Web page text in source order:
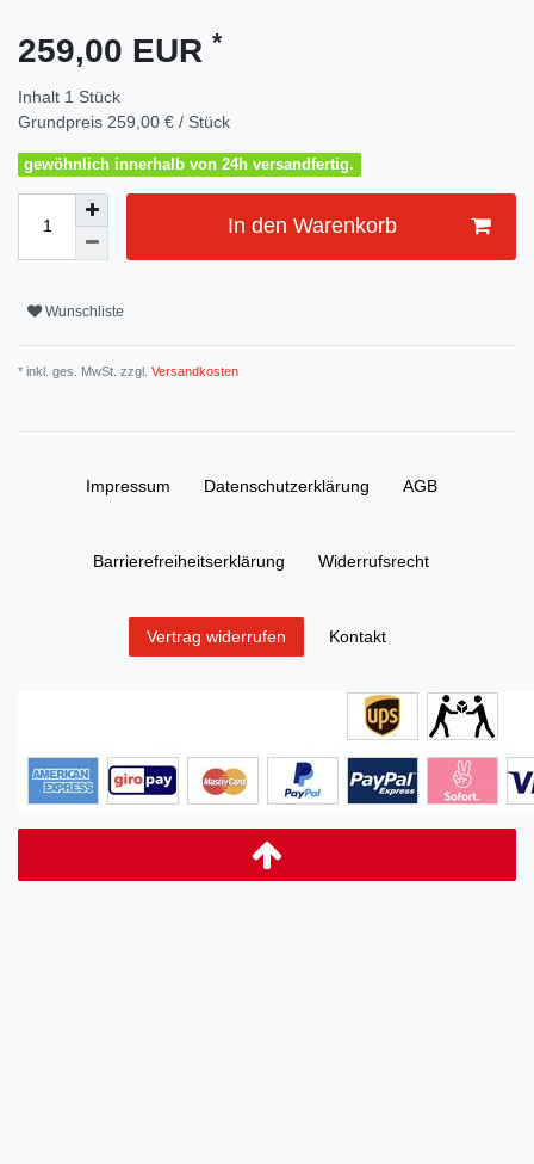
259,00 EUR *
Inhalt 1 Stück
Grundpreis 259,00 € / Stück
gewöhnlich innerhalb von 24h versandfertig.
In den Warenkorb
Wunschliste
* inkl. ges. MwSt. zzgl. Versandkosten
Impressum Daten­schutz­erklärung AGB
Barrierefreiheitserklärung Widerrufs­recht
Vertrag widerrufen Kontakt